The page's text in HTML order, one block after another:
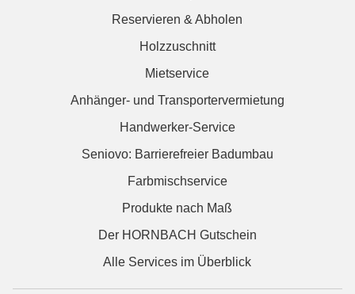
Reservieren & Abholen
Holzzuschnitt
Mietservice
Anhänger- und Transportervermietung
Handwerker-Service
Seniovo: Barrierefreier Badumbau
Farbmischservice
Produkte nach Maß
Der HORNBACH Gutschein
Alle Services im Überblick